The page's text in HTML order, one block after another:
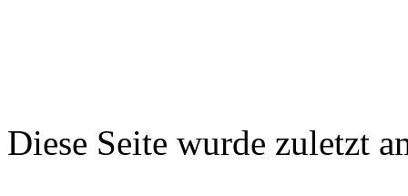
Diese Seite wurde zuletzt